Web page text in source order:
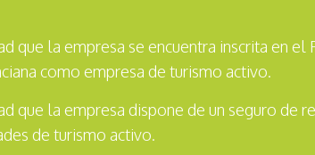
que la empresa se encuentra inscrita en el
como empresa de turismo activo.
que la empresa dispone de un seguro de
de turismo activo.